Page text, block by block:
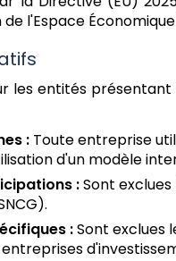
l'Espace Économique
les entités
: Toute entreprise
d'un modèle
:Sont
:Sont exclues